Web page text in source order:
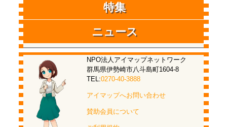
特集
ニュース
NPO法人アイマップネットワーク
群馬県伊勢崎市八斗島町1604-8
TEL:0270-40-3888
アイマップへお問い合わせ
賛助会員について